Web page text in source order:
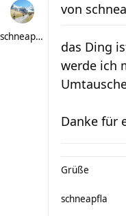
schneapfla
von
das Ding
werde ich
Danke für
Grüße
schneapfla